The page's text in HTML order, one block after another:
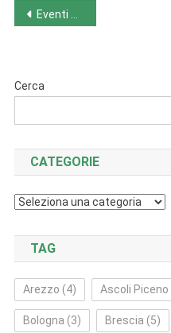
Navigazione
Eventi di giovedì 3-8-23
Cerca
CATEGORIE
Categorie
TAG
Arezzo (4) Ascoli Piceno
Bologna (3) Brescia (5)